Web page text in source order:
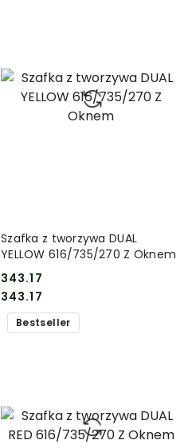
Szafka z tworzywa DUAL
YELLOW 616/735/270 Z Oknem
Cena:
343.17
Cena:
343.17
Bestseller